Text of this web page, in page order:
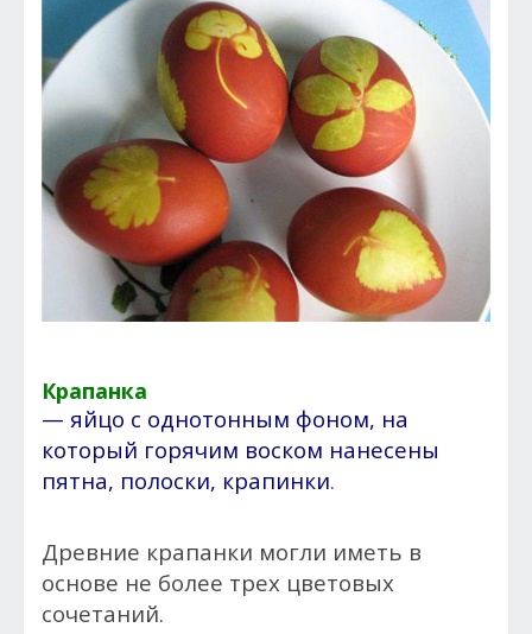
Крапанка
— яйцо с однотонным фоном, на
который горячим воском нанесены
пятна, полоски, крапинки.
Древние крапанки могли иметь в
основе не более трех цветовых
сочетаний.